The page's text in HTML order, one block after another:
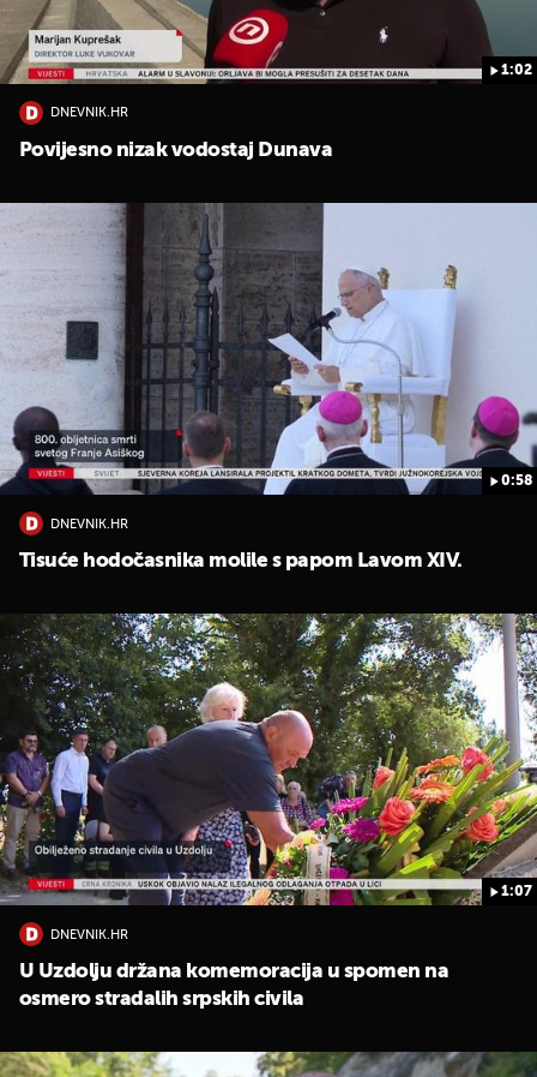
1:02
DNEVNIK.HR
Povijesno nizak vodostaj Dunava
0:58
DNEVNIK.HR
Tisuće hodočasnika molile s papom Lavom XIV.
1:07
DNEVNIK.HR
U Uzdolju držana komemoracija u spomen na
osmero stradalih srpskih civila
UKLJUČITE NOTIFIKACIJE